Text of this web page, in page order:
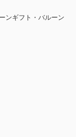
ンギフト・バルーン